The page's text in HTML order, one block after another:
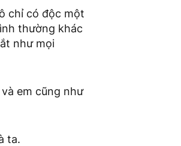
chỉ có độc một
thường khác
như mọi
em cũng như
ta.